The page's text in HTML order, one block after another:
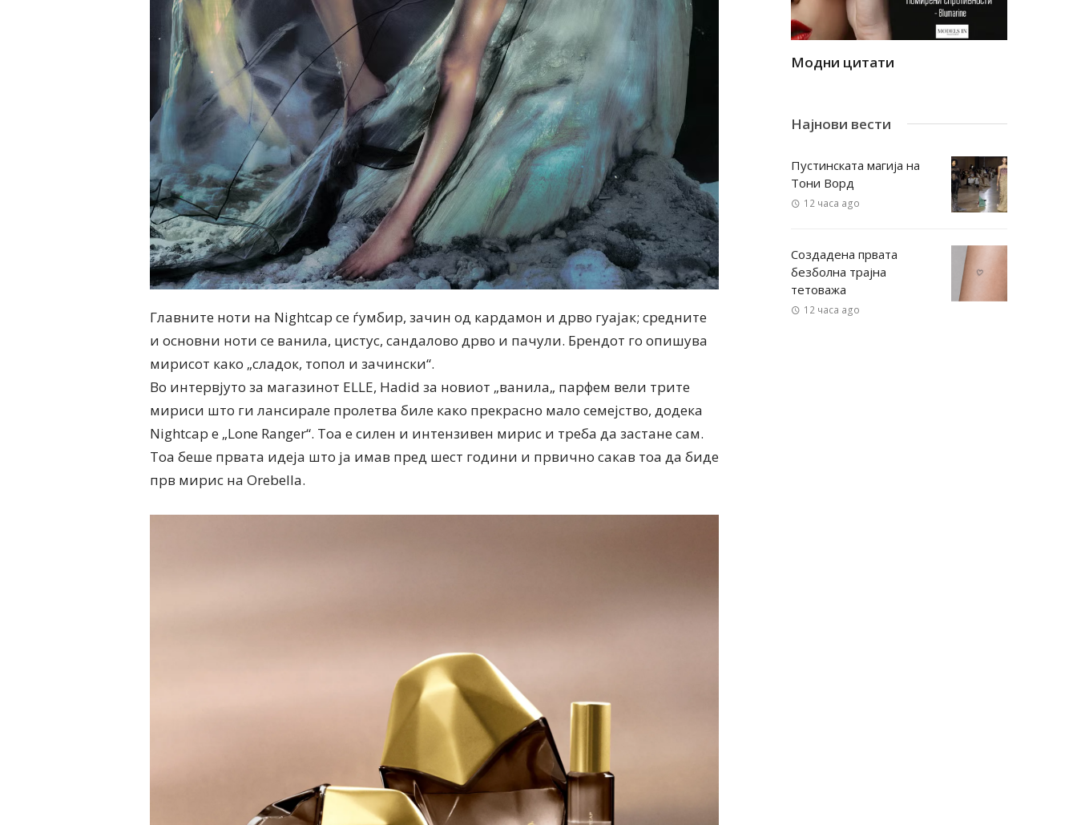
Главните ноти на Nightcap се ѓумбир, зачин од кардамон и дрво гуајак; средните
и основни ноти се ванила, цистус, сандалово дрво и пачули. Брендот го опишува
мирисот како „сладок, топол и зачински“.
Во интервјуто за магазинот ELLE, Hadid за новиот „ванила„ парфем вели трите
мириси што ги лансирале пролетва биле како прекрасно мало семејство, додека
Nightcap е „Lone Ranger“. Тоа е силен и интензивен мирис и треба да застане сам.
Тоа беше првата идеја што ја имав пред шест години и првично сакав тоа да биде
прв мирис на Orebella.
Модни цитати Модни цитати Модни цитати
Најнови вести
Пустинската магија на
Тони Ворд
12 часа ago
Создадена првата
безболна трајна
тетоважа
12 часа ago